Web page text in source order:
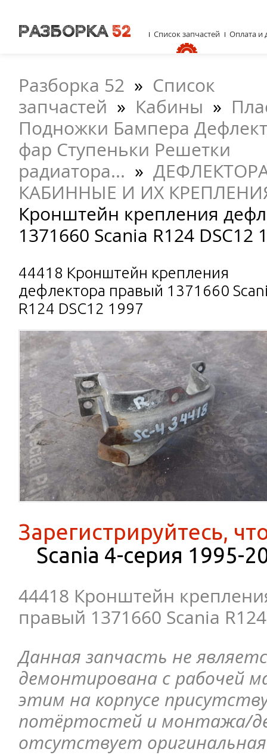
Разборка 52 » Список
запчастей » Кабины »
Подножки Бампера
фар Ступеньки Решетки
радиатора... »
КАБИННЫЕ И ИХ
Кронштейн крепления
1371660 Scania R124 DSC12
44418 Кронштейн крепления
дефлектора правый 1371660
R124 DSC12 1997
Зарегистрируйтесь,
Scania 4-серия 1995-
44418 Кронштейн
правый 1371660 Scania
Данная запчасть не
демонтирована с рабочей
этим на корпусе
потёртостей и монтажа/
отсутствует оригинальная
Список запчастей Оплата и